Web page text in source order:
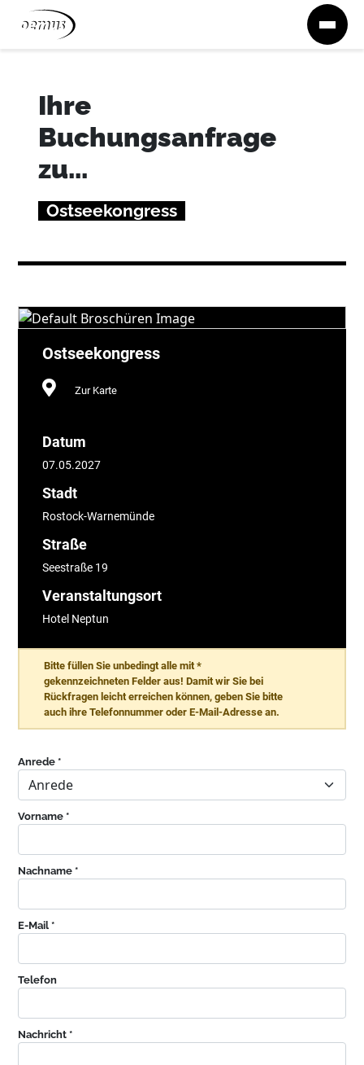
Zum Inhalt springen
Ihre
Buchungsanfrage
zu...
Ostseekongress
Ostseekongress
Zur Karte
Datum
07.05.2027
Stadt
Rostock-Warnemünde
Straße
Seestraße 19
Veranstaltungsort
Hotel Neptun
Bitte füllen Sie unbedingt alle mit *
gekennzeichneten Felder aus! Damit wir Sie bei
Rückfragen leicht erreichen können, geben Sie bitte
auch ihre Telefonnummer oder E-Mail-Adresse an.
Anrede *
Vorname *
Nachname *
E-Mail *
Telefon
Nachricht *